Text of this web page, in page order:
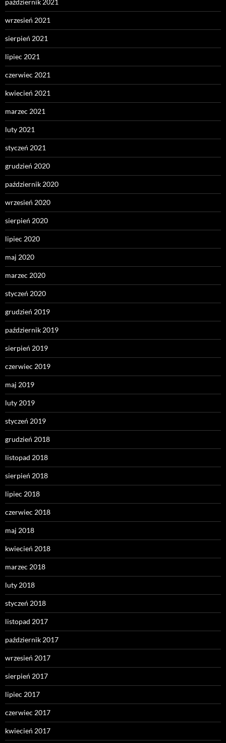
październik 2021
wrzesień 2021
sierpień 2021
lipiec 2021
czerwiec 2021
kwiecień 2021
marzec 2021
luty 2021
styczeń 2021
grudzień 2020
październik 2020
wrzesień 2020
sierpień 2020
lipiec 2020
maj 2020
marzec 2020
styczeń 2020
grudzień 2019
październik 2019
sierpień 2019
czerwiec 2019
maj 2019
luty 2019
styczeń 2019
grudzień 2018
listopad 2018
sierpień 2018
lipiec 2018
czerwiec 2018
maj 2018
kwiecień 2018
marzec 2018
luty 2018
styczeń 2018
listopad 2017
październik 2017
wrzesień 2017
sierpień 2017
lipiec 2017
czerwiec 2017
kwiecień 2017